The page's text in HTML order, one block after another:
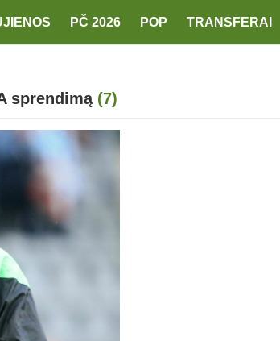
PČ 2026 POP TRANSFERAI
sprendimą (7)